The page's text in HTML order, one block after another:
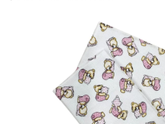
0,0
z
5
hvězdiček.